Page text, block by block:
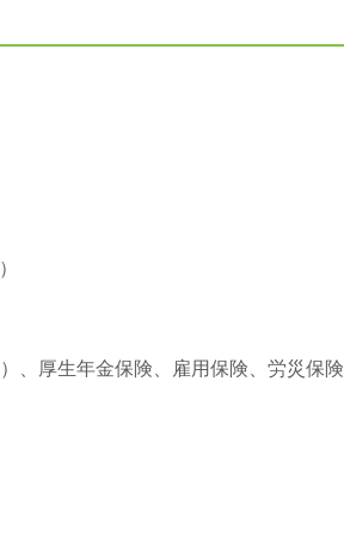
、厚生年金保険、雇用保険、労災保険